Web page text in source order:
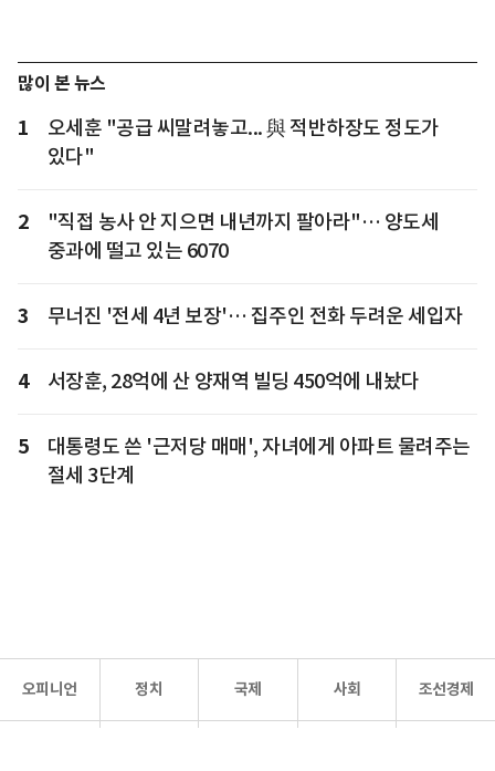
많이 본 뉴스
1
오세훈 "공급 씨말려놓고... 與 적반하장도 정도가
있다"
2
"직접 농사 안 지으면 내년까지 팔아라"… 양도세
중과에 떨고 있는 6070
3 무너진 '전세 4년 보장'… 집주인 전화 두려운 세입자
4 서장훈, 28억에 산 양재역 빌딩 450억에 내놨다
5
대통령도 쓴 '근저당 매매', 자녀에게 아파트 물려주는
절세 3단계
오피니언 정치 국제 사회 조선경제